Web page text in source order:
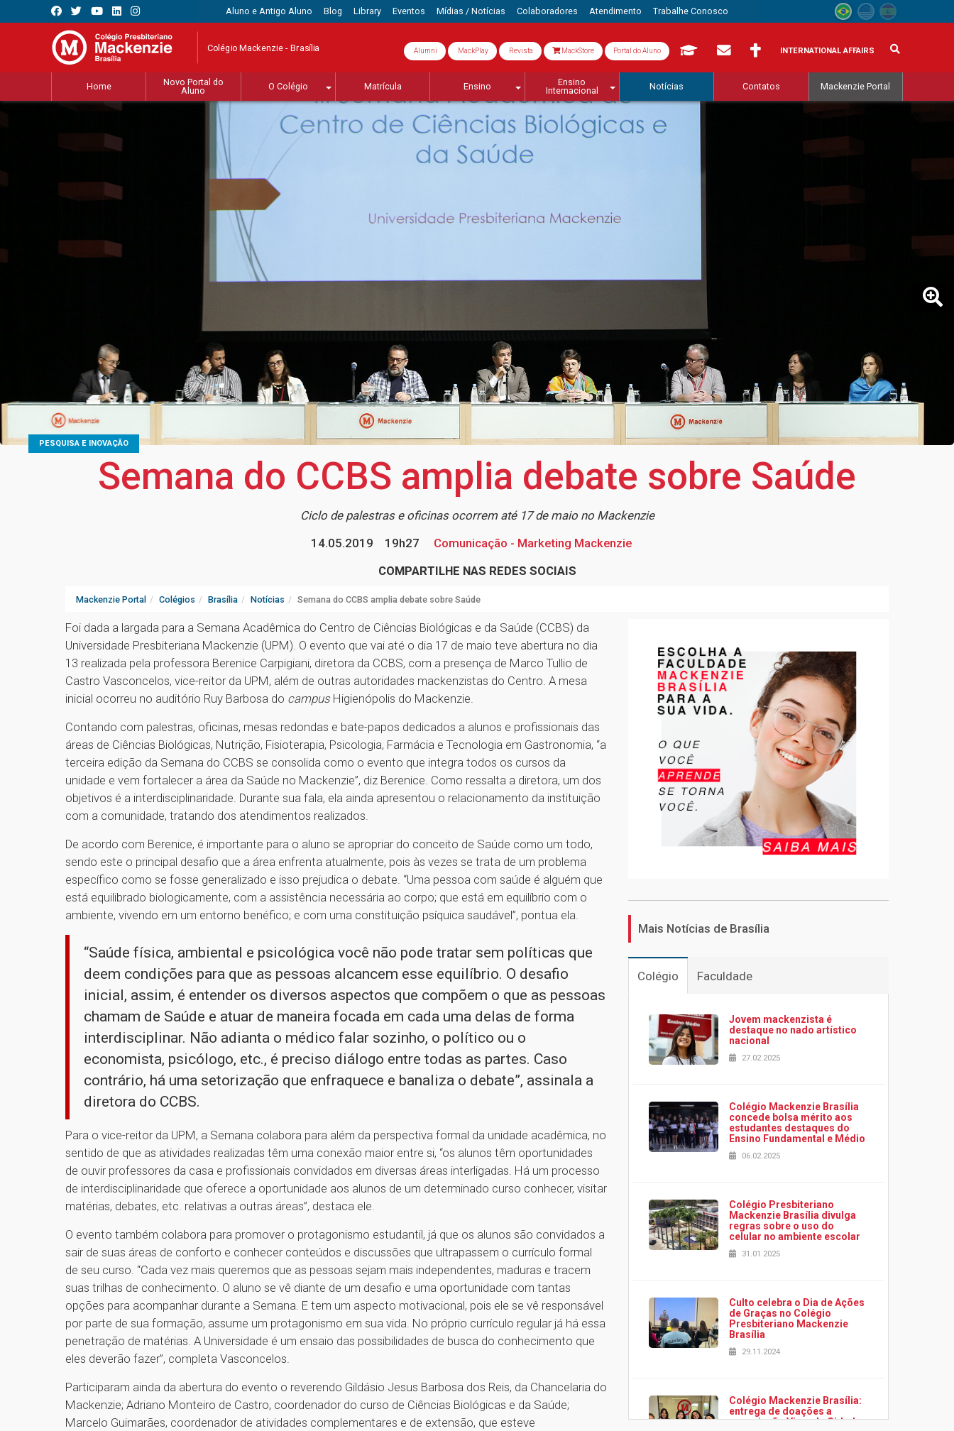
Aluno e Antigo Aluno Blog Library Eventos Mídias / Notícias Colaboradores Atendimento Trabalhe Conosco
Colégio Mackenzie - Brasília Alumni MackPlay Revista MackStore Portal do Aluno INTERNATIONAL AFFAIRS
Home
Novo Portal do
Aluno
O Colégio Matrícula Ensino
Ensino
Internacional
Notícias Contatos Mackenzie Portal
PESQUISA E INOVAÇÃO
Semana do CCBS amplia debate sobre Saúde
Ciclo de palestras e oficinas ocorrem até 17 de maio no Mackenzie
14.05.2019
19h27
Comunicação - Marketing Mackenzie
COMPARTILHE NAS REDES SOCIAIS
Mackenzie Portal Colégios Brasília Notícias Semana do CCBS amplia debate sobre Saúde
Foi dada a largada para a Semana Acadêmica do Centro de Ciências Biológicas e da Saúde (CCBS) da
Universidade Presbiteriana Mackenzie (UPM). O evento que vai até o dia 17 de maio teve abertura no dia
13 realizada pela professora Berenice Carpigiani, diretora da CCBS, com a presença de Marco Tullio de
Castro Vasconcelos, vice-reitor da UPM, além de outras autoridades mackenzistas do Centro. A mesa
inicial ocorreu no auditório Ruy Barbosa do campus Higienópolis do Mackenzie.
Contando com palestras, oficinas, mesas redondas e bate-papos dedicados a alunos e profissionais das
áreas de Ciências Biológicas, Nutrição, Fisioterapia, Psicologia, Farmácia e Tecnologia em Gastronomia, “a
terceira edição da Semana do CCBS se consolida como o evento que integra todos os cursos da
unidade e vem fortalecer a área da Saúde no Mackenzie”, diz Berenice. Como ressalta a diretora, um dos
objetivos é a interdisciplinaridade. Durante sua fala, ela ainda apresentou o relacionamento da instituição
com a comunidade, tratando dos atendimentos realizados.
De acordo com Berenice, é importante para o aluno se apropriar do conceito de Saúde como um todo,
sendo este o principal desafio que a área enfrenta atualmente, pois às vezes se trata de um problema
específico como se fosse generalizado e isso prejudica o debate. “Uma pessoa com saúde é alguém que
está equilibrado biologicamente, com a assistência necessária ao corpo; que está em equilíbrio com o
ambiente, vivendo em um entorno benéfico; e com uma constituição psíquica saudável”, pontua ela.
“Saúde física, ambiental e psicológica você não pode tratar sem políticas que
deem condições para que as pessoas alcancem esse equilíbrio. O desafio
inicial, assim, é entender os diversos aspectos que compõem o que as pessoas
chamam de Saúde e atuar de maneira focada em cada uma delas de forma
interdisciplinar. Não adianta o médico falar sozinho, o político ou o
economista, psicólogo, etc., é preciso diálogo entre todas as partes. Caso
contrário, há uma setorização que enfraquece e banaliza o debate”, assinala a
diretora do CCBS.
Para o vice-reitor da UPM, a Semana colabora para além da perspectiva formal da unidade acadêmica, no
sentido de que as atividades realizadas têm uma conexão maior entre si, “os alunos têm oportunidades
de ouvir professores da casa e profissionais convidados em diversas áreas interligadas. Há um processo
de interdisciplinaridade que oferece a oportunidade aos alunos de um determinado curso conhecer, visitar
matérias, debates, etc. relativas a outras áreas”, destaca ele.
O evento também colabora para promover o protagonismo estudantil, já que os alunos são convidados a
sair de suas áreas de conforto e conhecer conteúdos e discussões que ultrapassem o currículo formal
de seu curso. “Cada vez mais queremos que as pessoas sejam mais independentes, maduras e tracem
suas trilhas de conhecimento. O aluno se vê diante de um desafio e uma oportunidade com tantas
opções para acompanhar durante a Semana. E tem um aspecto motivacional, pois ele se vê responsável
por parte de sua formação, assume um protagonismo em sua vida. No próprio currículo regular já há essa
penetração de matérias. A Universidade é um ensaio das possibilidades de busca do conhecimento que
eles deverão fazer”, completa Vasconcelos.
Participaram ainda da abertura do evento o reverendo Gildásio Jesus Barbosa dos Reis, da Chancelaria do
Mackenzie; Adriano Monteiro de Castro, coordenador do curso de Ciências Biológicas e da Saúde;
Marcelo Guimarães, coordenador de atividades complementares e de extensão, que esteve
Mais Notícias de Brasília
Colégio Faculdade
Jovem mackenzista é
destaque no nado artístico
nacional
27.02.2025
Colégio Mackenzie Brasília
concede bolsa mérito aos
estudantes destaques do
Ensino Fundamental e Médio
06.02.2025
Colégio Presbiteriano
Mackenzie Brasília divulga
regras sobre o uso do
celular no ambiente escolar
31.01.2025
Culto celebra o Dia de Ações
de Graças no Colégio
Presbiteriano Mackenzie
Brasília
29.11.2024
Colégio Mackenzie Brasília:
entrega de doações a
associação Viver da Cidade